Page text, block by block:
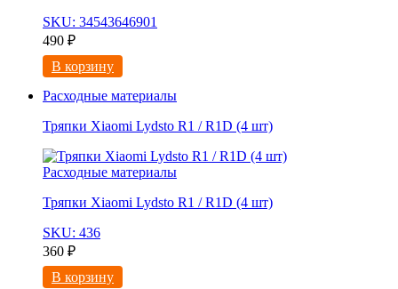
SKU: 34543646901
490 ₽
В корзину
Расходные материалы
Тряпки Xiaomi Lydsto R1 / R1D (4 шт)
Расходные материалы
Тряпки Xiaomi Lydsto R1 / R1D (4 шт)
SKU: 436
360 ₽
В корзину